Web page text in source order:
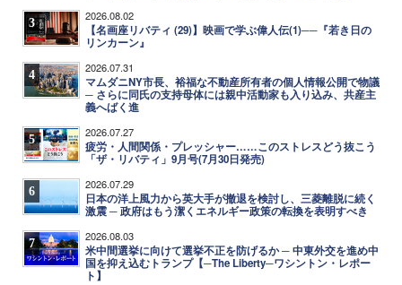
3 2026.08.02
【名画座リバティ (29)】映画で学ぶ偉人伝(1)──『若き日の
リンカーン』
4 2026.07.31
マムダニNY市長、裕福な不動産所有者の個人情報公開で物議
─ さらに同氏の支持母体には親中活動家も入り込み、共産主
義へばく進
5 2026.07.27
疲労・人間関係・プレッシャー……このストレスどう抜こう
「ザ・リバティ」9月号(7月30日発売)
6 2026.07.29
日本の洋上風力から英大手が撤退を検討し、三菱離脱に続く
激震 ─ 政府はもう潔くエネルギー政策の転換を表明すべき
7 2026.08.03
米中間選挙に向けて選挙不正を防げるか ─ 中東外交を進め中
国を抑え込むトランプ【─The Liberty─ワシントン・レポー
ト】